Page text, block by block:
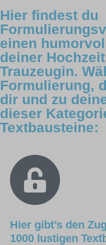
Hier findest du
einen
deiner
Trauzeugin.
Formulierung,
dir und zu
dieser
Textbausteine:
Hier gibt’s den
1000 lustigen